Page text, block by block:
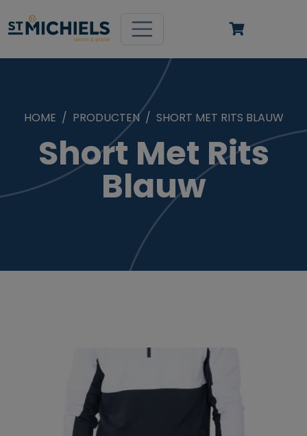
HOME PRODUCTEN SHORT MET RITS BLAUW
Short Met Rits
Blauw